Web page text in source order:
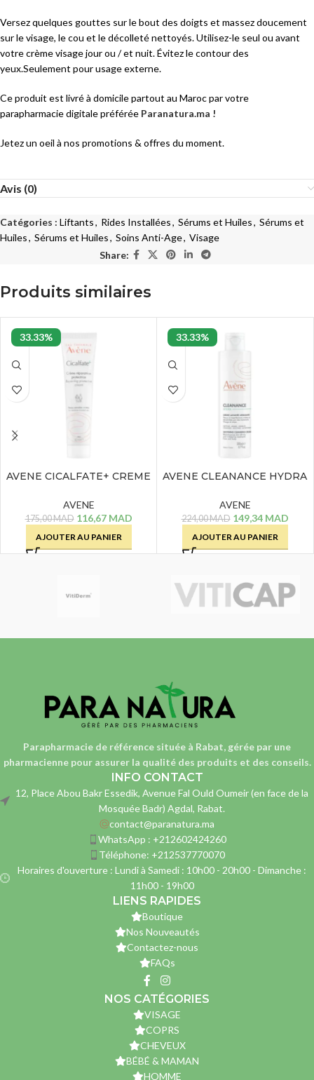
Versez quelques gouttes sur le bout des doigts et massez doucement
sur le visage, le cou et le décolleté nettoyés. Utilisez-le seul ou avant
votre crème visage jour ou / et nuit. Évitez le contour des
yeux.Seulement pour usage externe.
Ce produit est livré à domicile partout au Maroc par votre
parapharmacie digitale préférée Paranatura.ma !
Jetez un oeil à nos promotions & offres du moment.
Avis (0)
Catégories : Liftants, Rides Installées, Sérums et Huiles, Sérums et
Huiles, Sérums et Huiles, Soins Anti-Age, Visage
Share:
Produits similaires
33.33%
AVENE CICALFATE+ CREME
AVENE
175,00MAD 116,67 MAD
AJOUTER AU PANIER
33.33%
AVENE CLEANANCE HYDRA
AVENE
224,00MAD 149,34 MAD
AJOUTER AU PANIER
Parapharmacie de référence située à Rabat, gérée par une
pharmaciennepour assurer la qualité des produits et des conseils.
INFO CONTACT
12, Place Abou Bakr Essedik, Avenue Fal Ould Oumeir (en face de la
Mosquée Badr) Agdal, Rabat.
contact@paranatura.ma
WhatsApp : +212602424260
Téléphone: +212537770070
Horaires d'ouverture : Lundi à Samedi : 10h00 - 20h00 - Dimanche :
11h00 - 19h00
LIENS RAPIDES
Boutique
Nos Nouveautés
Contactez-nous
FAQs
NOS CATÉGORIES
VISAGE
COPRS
CHEVEUX
BÉBÉ & MAMAN
HOMME